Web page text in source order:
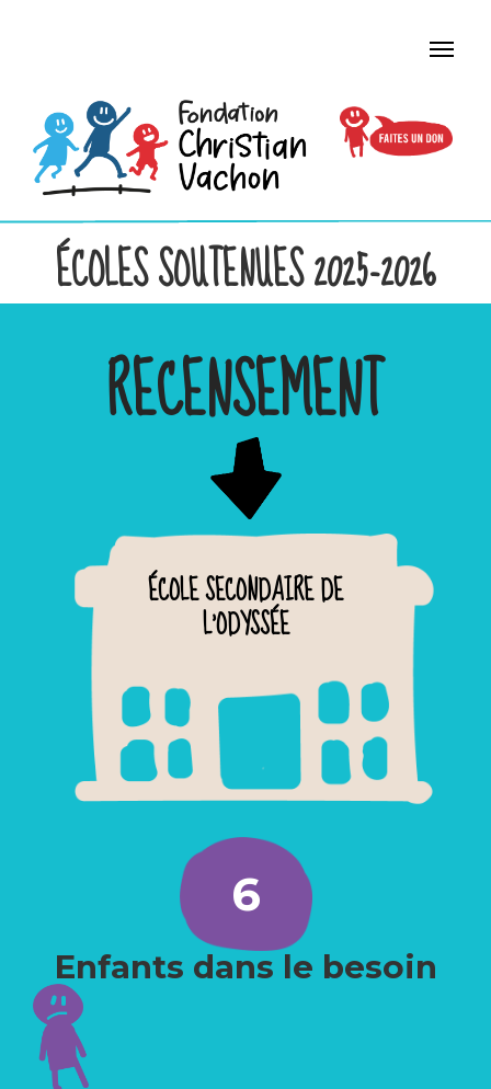
ÉCOLES SOUTENUES 2025-2026
RECENSEMENT
ÉCOLE SECONDAIRE DE
L'ODYSSÉE
6
Enfants dans le besoin